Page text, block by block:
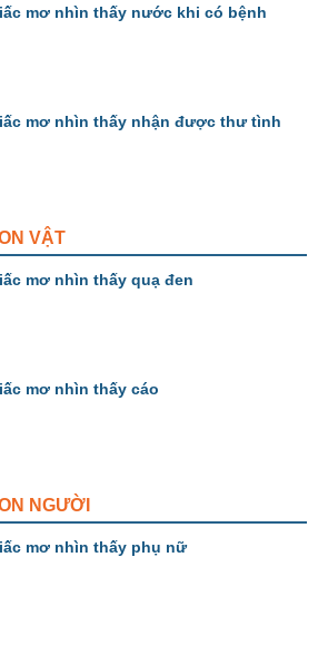
mơ nhìn thấy nước khi có bệnh
mơ nhìn thấy nhận được thư tình
VẬT
mơ nhìn thấy quạ đen
mơ nhìn thấy cáo
NGƯỜI
mơ nhìn thấy phụ nữ